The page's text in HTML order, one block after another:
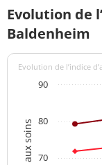
Evolution de
Baldenheim
Evolution de l’indice
70
80
90